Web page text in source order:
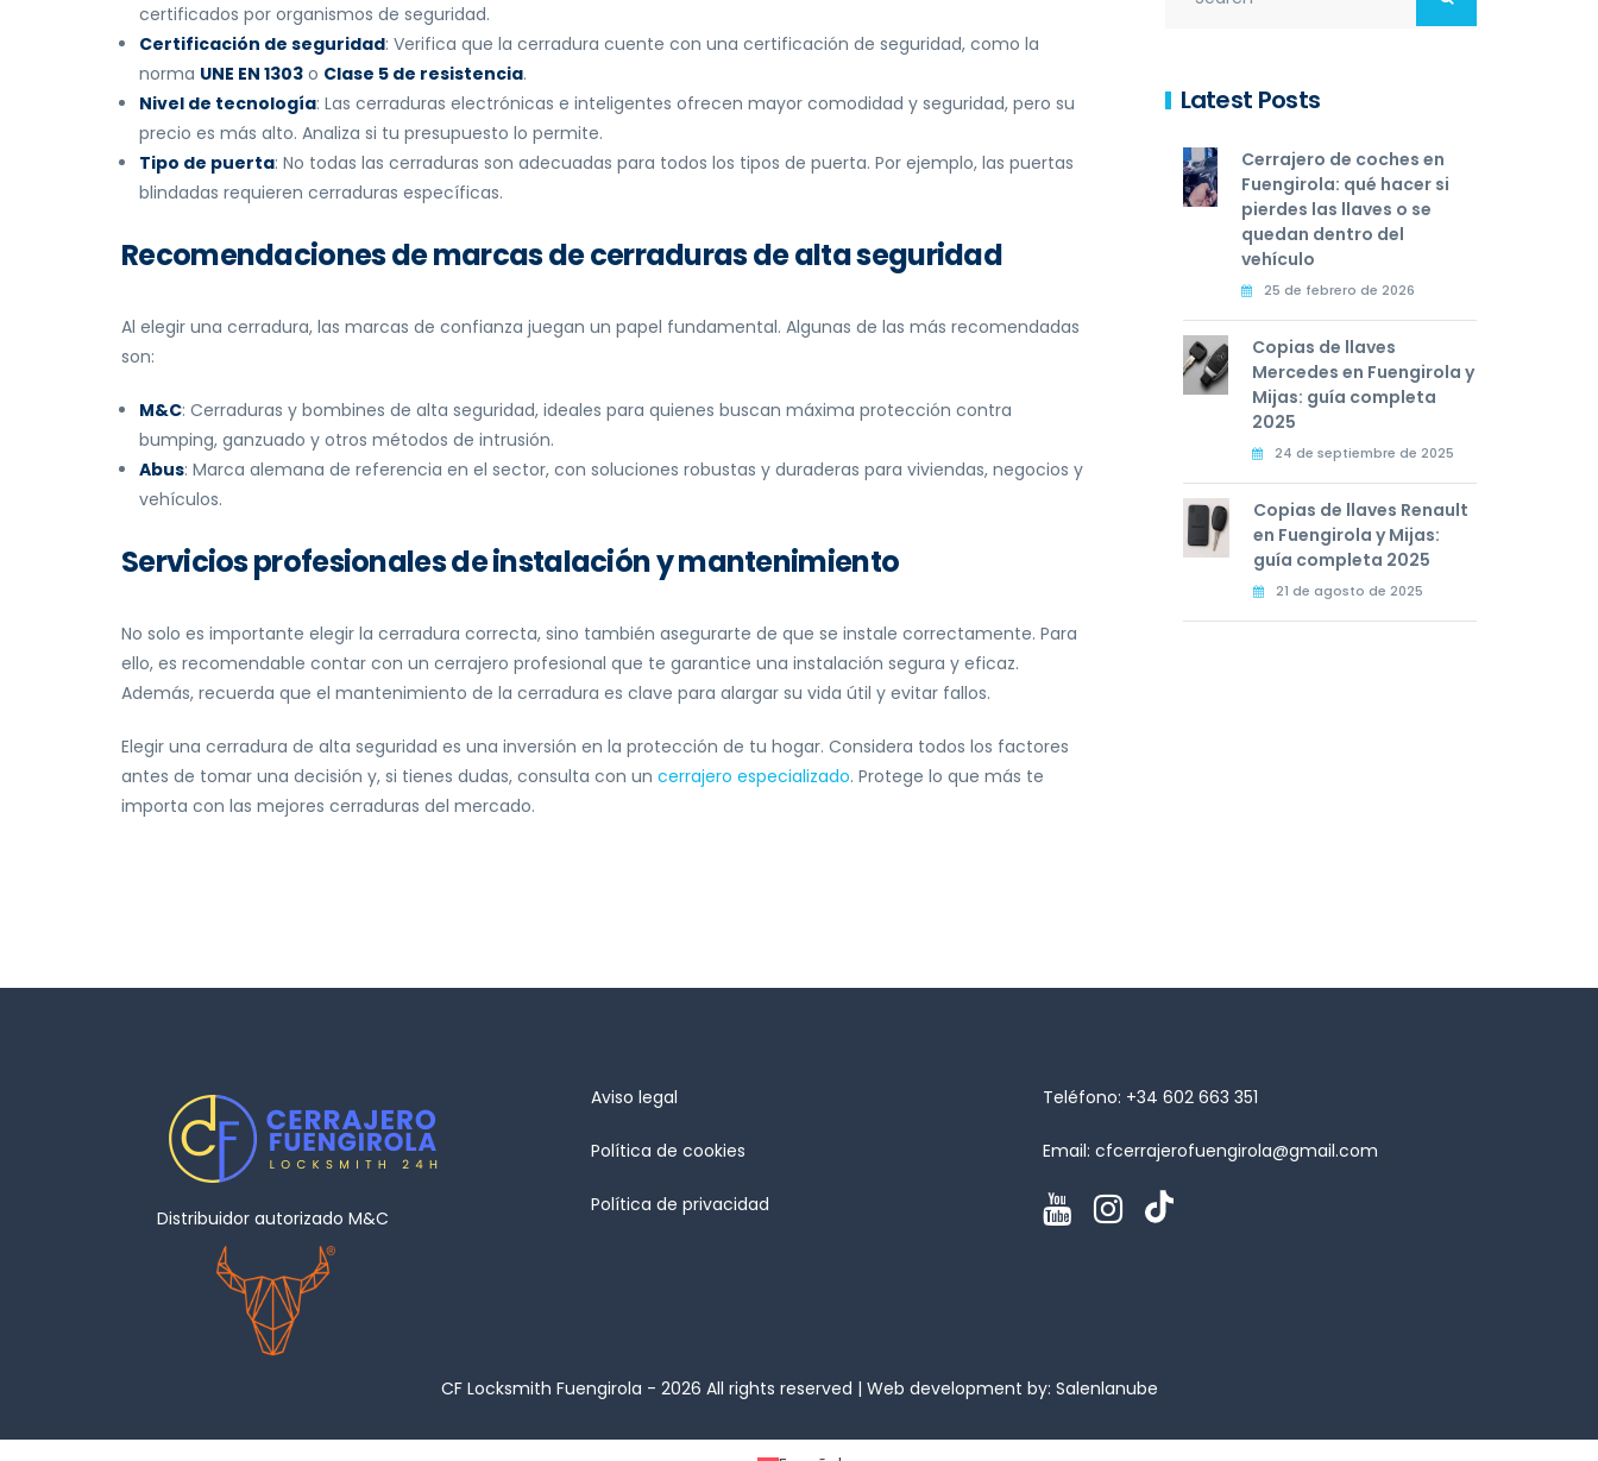
certificados por organismos de seguridad.
Certificación de seguridad: Verifica que la cerradura cuente con una certificación de seguridad, como la
norma UNE EN 1303 o Clase 5 de resistencia.
Nivel de tecnología: Las cerraduras electrónicas e inteligentes ofrecen mayor comodidad y seguridad, pero su
precio es más alto. Analiza si tu presupuesto lo permite.
Tipo de puerta: No todas las cerraduras son adecuadas para todos los tipos de puerta. Por ejemplo, las puertas
blindadas requieren cerraduras específicas.
Recomendaciones de marcas de cerraduras de alta seguridad
Al elegir una cerradura, las marcas de confianza juegan un papel fundamental. Algunas de las más recomendadas
son:
M&C: Cerraduras y bombines de alta seguridad, ideales para quienes buscan máxima protección contra
bumping, ganzuado y otros métodos de intrusión.
Abus: Marca alemana de referencia en el sector, con soluciones robustas y duraderas para viviendas, negocios y
vehículos.
Servicios profesionales de instalación y mantenimiento
No solo es importante elegir la cerradura correcta, sino también asegurarte de que se instale correctamente. Para
ello, es recomendable contar con un cerrajero profesional que te garantice una instalación segura y eficaz.
Además, recuerda que el mantenimiento de la cerradura es clave para alargar su vida útil y evitar fallos.
Elegir una cerradura de alta seguridad es una inversión en la protección de tu hogar. Considera todos los factores
antes de tomar una decisión y, si tienes dudas, consulta con un cerrajero especializado. Protege lo que más te
importa con las mejores cerraduras del mercado.
Latest Posts
Cerrajero de coches en
Fuengirola: qué hacer si
pierdes las llaves o se
quedan dentro del
vehículo
25 de febrero de 2026
Copias de llaves
Mercedes en Fuengirola y
Mijas: guía completa
2025
24 de septiembre de 2025
Copias de llaves Renault
en Fuengirola y Mijas:
guía completa 2025
21 de agosto de 2025
Distribuidor autorizado M&C
Aviso legal
Política de cookies
Política de privacidad
Teléfono: +34 602 663 351
Email: cfcerrajerofuengirola@gmail.com
CF Locksmith Fuengirola - 2026 All rights reserved | Web development by: Salenlanube